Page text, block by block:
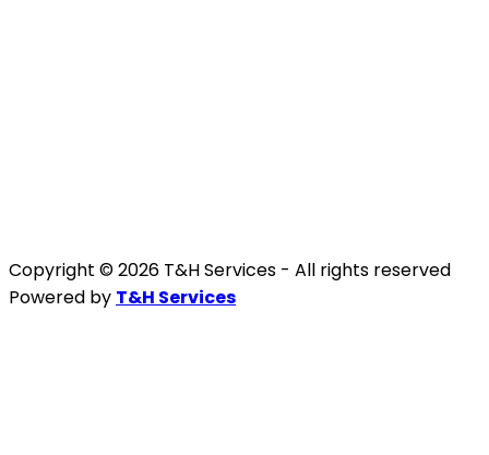
Copyright © 2026 T&H Services - All rights reserved
Powered by T&H Services